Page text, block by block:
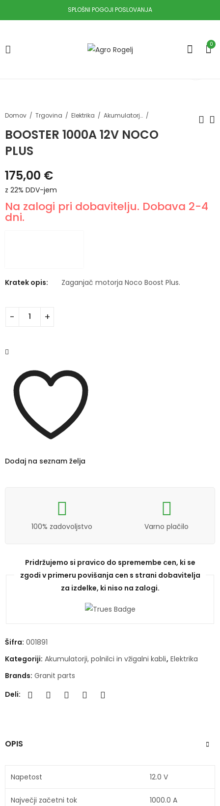
SPLOŠNI POGOJI POSLOVANJA
0
Domov Trgovina Elektrika Akumulatorji, polnilci in vžigalni kabli
BOOSTER 1000A 12V NOCO
PLUS
175,00 €
z 22% DDV-jem
Na zalogi pri dobavitelju. Dobava 2-4
dni.
Kratek opis: Zaganjač motorja Noco Boost Plus.
Dodaj na seznam želja
100% zadovoljstvo Varno plačilo
Pridržujemo si pravico do spremembe cen, ki se
zgodi v primeru povišanja cen s strani dobavitelja
za izdelke, ki niso na zalogi.
Šifra: 001891
Kategoriji: Akumulatorji, polnilci in vžigalni kabli, Elektrika
Brands: Granit parts
Deli:
OPIS
Napetost 12.0 V
Največji začetni tok 1000.0 A